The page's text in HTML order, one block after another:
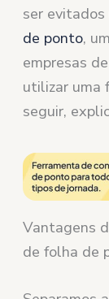
ser
de ponto,
empresas
utilizar uma
seguir,
Vantagens
de folha de